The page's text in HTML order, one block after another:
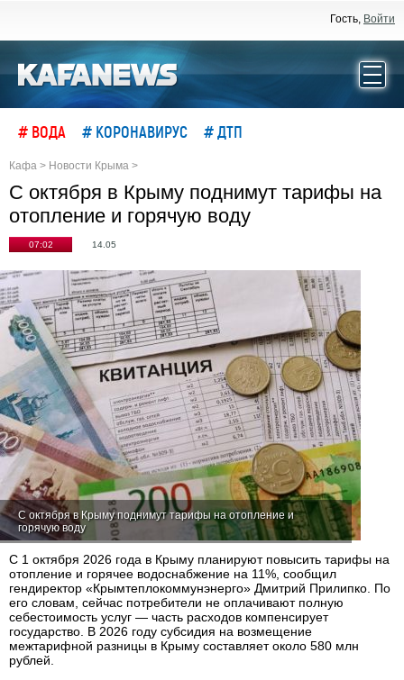
Гость, Войти
# ВОДА # КОРОНАВИРУС # ДТП
Кафа > Новости Крыма >
С октября в Крыму поднимут тарифы на
отопление и горячую воду
07:02 14.05
С октября в Крыму поднимут тарифы на отопление и
горячую воду
С 1 октября 2026 года в Крыму планируют повысить тарифы на
отопление и горячее водоснабжение на 11%, сообщил
гендиректор «Крымтеплокоммунэнерго» Дмитрий Прилипко. По
его словам, сейчас потребители не оплачивают полную
себестоимость услуг — часть расходов компенсирует
государство. В 2026 году субсидия на возмещение
межтарифной разницы в Крыму составляет около 580 млн
рублей.